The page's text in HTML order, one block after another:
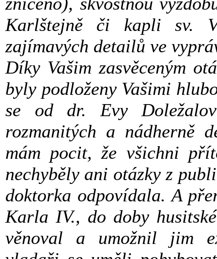
Karlštejně či kapli sv.
zajímavých detailů ve
Díky Vašim zasvěceným
byly podloženy Vašimi
se od dr. Evy
rozmanitých a nádherně
mám pocit, že všichni
nechyběly ani otázky z
doktorka odpovídala. A
Karla IV., do doby
věnoval a umožnil jim